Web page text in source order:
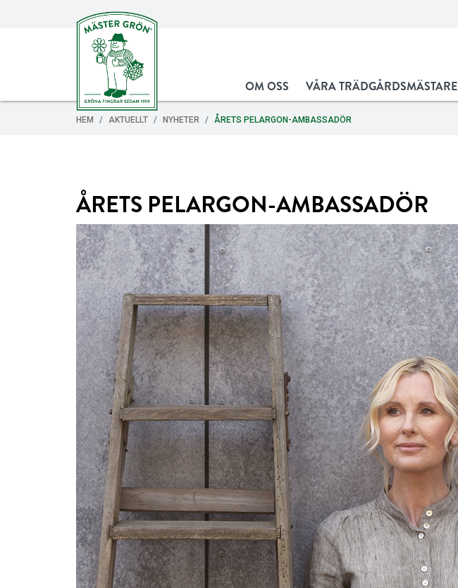
OM OSS VÅRA TRÄDGÅRDSMÄSTARE
HEM AKTUELLT NYHETER ÅRETS PELARGON-AMBASSADÖR
ÅRETS PELARGON-AMBASSADÖR